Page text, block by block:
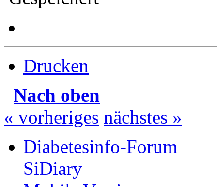
Drucken
Nach oben
« vorheriges nächstes »
Diabetesinfo-Forum
SiDiary